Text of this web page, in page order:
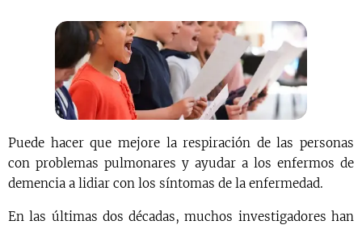
Puede hacer que mejore la respiración de las personas
con problemas pulmonares y ayudar a los enfermos de
demencia a lidiar con los síntomas de la enfermedad.
En las últimas dos décadas, muchos investigadores han